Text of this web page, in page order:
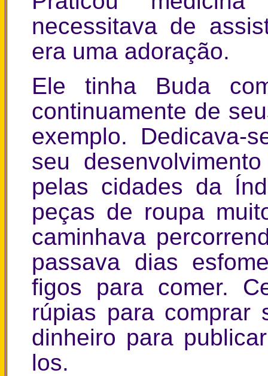
necessitava de
era uma adoração.
Ele tinha Buda
continuamente de
exemplo. Dedicava-
seu
pelas cidades da
peças de roupa
caminhava
passava dias
figos para comer.
rúpias para comprar
dinheiro para
los.